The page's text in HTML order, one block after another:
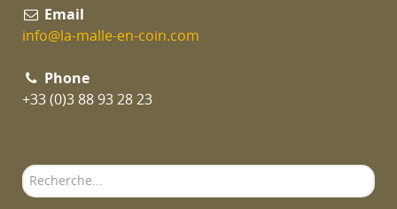
Email
info@la-malle-en-coin.com
Phone
+33 (0)3 88 93 28 23
Rechercher